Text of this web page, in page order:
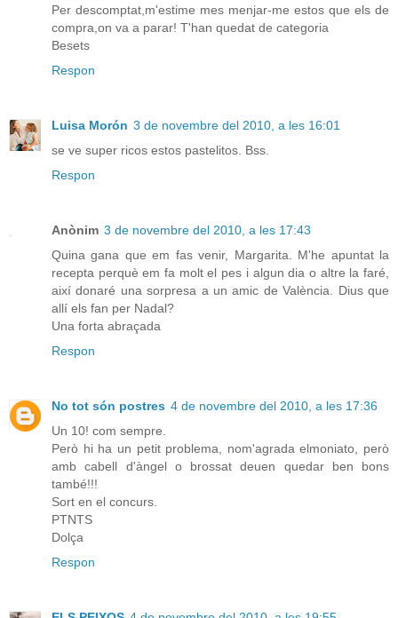
Per descomptat,m'estime mes menjar-me estos que els de
compra,on va a parar! T'han quedat de categoria
Besets
Respon
Luisa Morón 3 de novembre del 2010, a les 16:01
se ve super ricos estos pastelitos. Bss.
Respon
Anònim 3 de novembre del 2010, a les 17:43
Quina gana que em fas venir, Margarita. M'he apuntat la
recepta perquè em fa molt el pes i algun dia o altre la faré,
així donaré una sorpresa a un amic de València. Dius que
allí els fan per Nadal?
Una forta abraçada
Respon
No tot són postres 4 de novembre del 2010, a les 17:36
Un 10! com sempre.
Però hi ha un petit problema, nom'agrada elmoniato, però
amb cabell d'àngel o brossat deuen quedar ben bons
també!!!
Sort en el concurs.
PTNTS
Dolça
Respon